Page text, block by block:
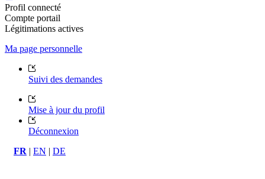
Profil connecté
Compte portail
Légitimations actives
Ma page personnelle
Suivi des demandes
Mise à jour du profil
Déconnexion
FR | EN | DE